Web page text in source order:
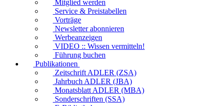
Mitglied werden
Service & Preistabellen
Vorträge
Newsletter abonnieren
Werbeanzeigen
VIDEO :: Wissen vermitteln!
Führung buchen
Publikationen
Zeitschrift ADLER (ZSA)
Jahrbuch ADLER (JBA)
Monatsblatt ADLER (MBA)
Sonderschriften (SSA)